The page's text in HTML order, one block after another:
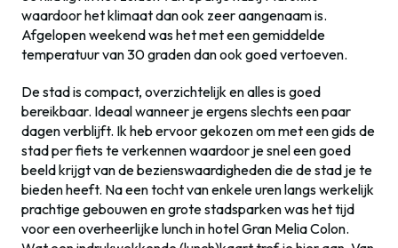
waardoor het klimaat dan ook zeer aangenaam is.
Afgelopen weekend was het met een gemiddelde
temperatuur van 30 graden dan ook goed vertoeven.
De stad is compact, overzichtelijk en alles is goed
bereikbaar. Ideaal wanneer je ergens slechts een paar
dagen verblijft. Ik heb ervoor gekozen om met een gids de
stad per fiets te verkennen waardoor je snel een goed
beeld krijgt van de bezienswaardigheden die de stad je te
bieden heeft. Na een tocht van enkele uren langs werkelijk
prachtige gebouwen en grote stadsparken was het tijd
voor een overheerlijke lunch in hotel Gran Melia Colon.